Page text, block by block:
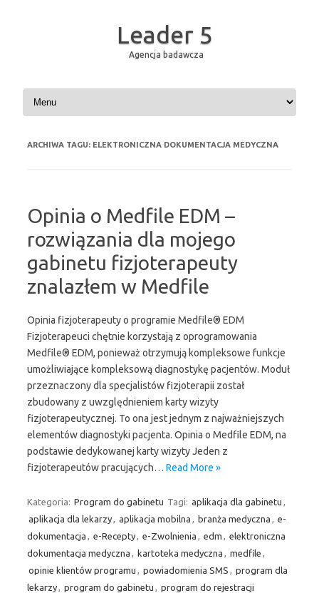
Leader 5
Agencja badawcza
Przejdź do treści
ARCHIWA TAGU: ELEKTRONICZNA DOKUMENTACJA MEDYCZNA
Opinia o Medfile EDM –
rozwiązania dla mojego
gabinetu fizjoterapeuty
znalazłem w Medfile
Opinia fizjoterapeuty o programie Medfile® EDM
Fizjoterapeuci chętnie korzystają z oprogramowania
Medfile® EDM, ponieważ otrzymują kompleksowe funkcje
umożliwiające kompleksową diagnostykę pacjentów. Moduł
przeznaczony dla specjalistów fizjoterapii został
zbudowany z uwzględnieniem karty wizyty
fizjoterapeutycznej. To ona jest jednym z najważniejszych
elementów diagnostyki pacjenta. Opinia o Medfile EDM, na
podstawie dedykowanej karty wizyty Jeden z
fizjoterapeutów pracujących… Read More »
Kategoria: Program do gabinetu Tagi: aplikacja dla gabinetu ,
aplikacja dla lekarzy, aplikacja mobilna , branża medyczna , e-
dokumentacja , e-Recepty, e-Zwolnienia , edm , elektroniczna
dokumentacja medyczna , kartoteka medyczna , medfile ,
opinie klientów programu , powiadomienia SMS , program dla
lekarzy, program do gabinetu , program do rejestracji